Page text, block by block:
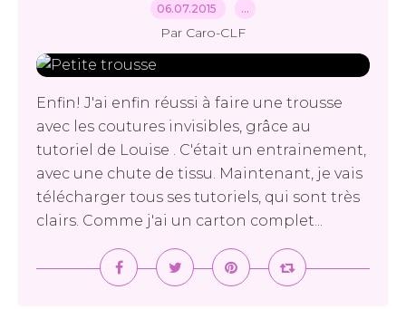
06.07.2015 …
Par Caro-CLF
Enfin! J'ai enfin réussi à faire une trousse
avec les coutures invisibles, grâce au
tutoriel de Louise . C'était un entrainement,
avec une chute de tissu. Maintenant, je vais
télécharger tous ses tutoriels, qui sont très
clairs. Comme j'ai un carton complet...